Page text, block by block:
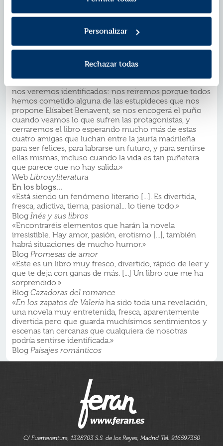
Personalizar
Rechazar todas
Revista AR
un duelo al amanecer por las horas que me ha robado
o, en su defecto, las siguientes peripecias de estas
mujeres.»
nos veremos identificados: nos reiremos porque todos
hemos cometido alguna de las estupideces que nos
propone Elísabet Benavent, se nos encogerá el puño
cuando veamos lo que sufren las protagonistas, y
cerraremos el libro esperando mucho más de estas
cuatro amigas que luchan entre la jauría madrileña
para ser felices, para labrarse un futuro, y para sentirse
ellas mismas, incluso cuando la vida es tan puñetera
que parece que no hay salida.»
Web Librosyliteratura
En los blogs...
«Está siendo un fenómeno literario [...]. Es divertida,
fresca, adictiva, tierna, pasional... lo tiene todo.»
Blog Inés y sus libros
«Encontraréis elementos que harán la novela
irresistible. Hay amor, pasión, erotismo [...], también
habrá situaciones de mucho humor.»
Blog Promesas de amor
«Este es un libro muy fresco, divertido, rápido de leer y
que te deja con ganas de más. [...] Un libro que me ha
sorprendido.»
Blog Cazadoras del romance
«En los zapatos de Valeria ha sido toda una revelación,
una novela muy entretenida, fresca, aparentemente
divertida pero que guarda muchísimos sentimientos y
escenas tan cercanas que cualquiera de nosotras
podría sentirse identificada.»
Blog Paisajes románticos
C/ Fuerteventura, 1328703 S.S. de los Reyes, Madrid Tel. 916597350